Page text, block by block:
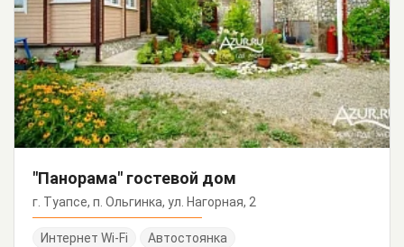
"Панорама" гостевой дом
г. Туапсе, п. Ольгинка, ул. Нагорная, 2
Интернет Wi-Fi
Автостоянка